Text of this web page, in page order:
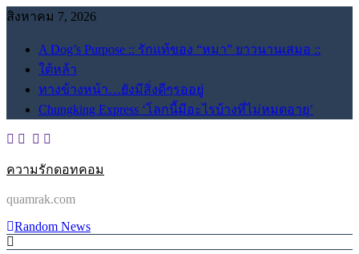
Skip
สิงหาคม 7, 2026
A Dog’s Purpose :: รักแท้ของ “หมา” ยาวนานเสมอ ::
ใต้หล้า
ทางข้างหน้า…ยังมีสิ่งดีๆรออยู่
Chungking Express ‘โลกนี้มีอะไรบ้างที่ไม่หมดอายุ’
ความรักดอทคอม
quamrak.com
Random News